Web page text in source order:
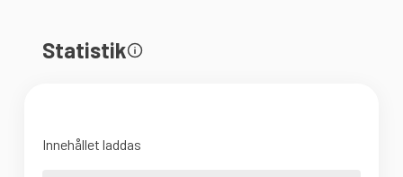
Statistik
Innehållet laddas